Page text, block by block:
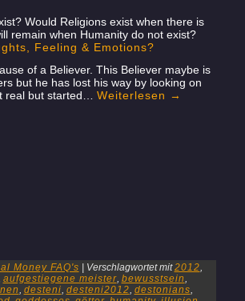
Would Religions exist when there is
remain when Humanity do not exist?
Feeling & Emotions?
of a Believer. This Believer maybe is
but he has lost his way by looking on
real but started… Weiterlesen →
Money FAQ's Verschlagwortet mit 2012,
aufgestiegene meister, bewusstsein,
, desteni, desteni2012, destonians,